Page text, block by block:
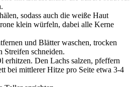
sodass auch die weiße Haut
klein würfeln, dabei alle Kerne
und Blätter waschen, trocken
Streifen schneiden.
erhitzen. Den Lachs salzen, pfeffern
bei mittlerer Hitze pro Seite etwa 3-4